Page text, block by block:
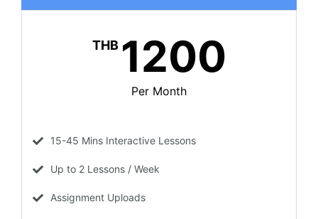
THB 1200
Per Month
15-45 Mins Interactive Lessons
Up to 2 Lessons / Week
Assignment Uploads